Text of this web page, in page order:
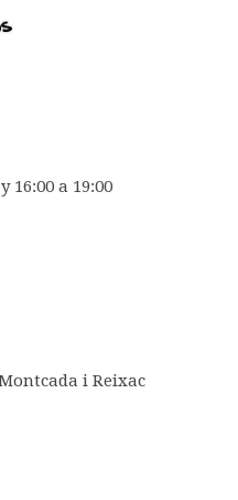
16:00 a 19:00
i Reixac